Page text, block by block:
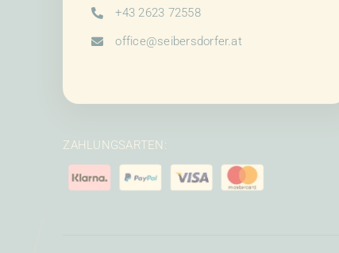
+43 2623 72558
office@seibersdorfer.at
ZAHLUNGSARTEN: